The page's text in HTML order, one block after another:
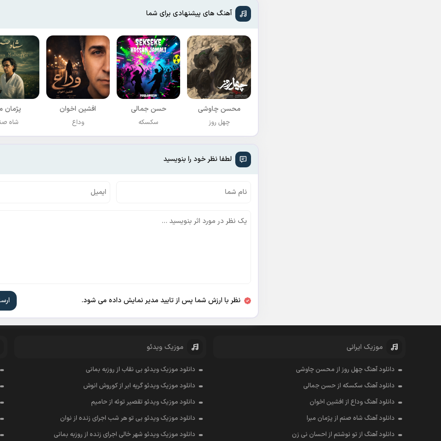
پس بزار نگات کنم
وقتی بهت نگاه میکنم
خودمو تو نگات میبینم
گوله گوله رو گونه هام
اشکام دارن میریزن
نمیگیره آروم دلم
آهنگ های پیشنهادی برای شما
محسن چاوشی
چهل روز
حسن جمالی
سکسکه
افشين اخوان
وداع
پژمان
شاه
لطفا نظر خود را بنویسید
نظر با ارزش شما پس از تایید مدیر نمایش داده می شود.
موزیک ایرانی
دانلود آهنگ چهل روز از محسن چاوشی
دانلود آهنگ سکسکه از حسن جمالی
دانلود آهنگ وداع از افشين اخوان
دانلود آهنگ شاه صنم از پژمان مبرا
دانلود آهنگ از تو نوشتم از احسان نی زن
موزیک ویدئو
دانلود موزیک ویدئو بی نقاب از روزبه بمانی
دانلود موزیک ویدئو گریه ابر از کوروش انوش
دانلود موزیک ویدئو تقصیر توئه از حامیم
دانلود موزیک ویدئو بی تو هر شب اجرای زنده از نوان
دانلود موزیک ویدئو شهر خالی اجرای زنده از روزبه بمانی